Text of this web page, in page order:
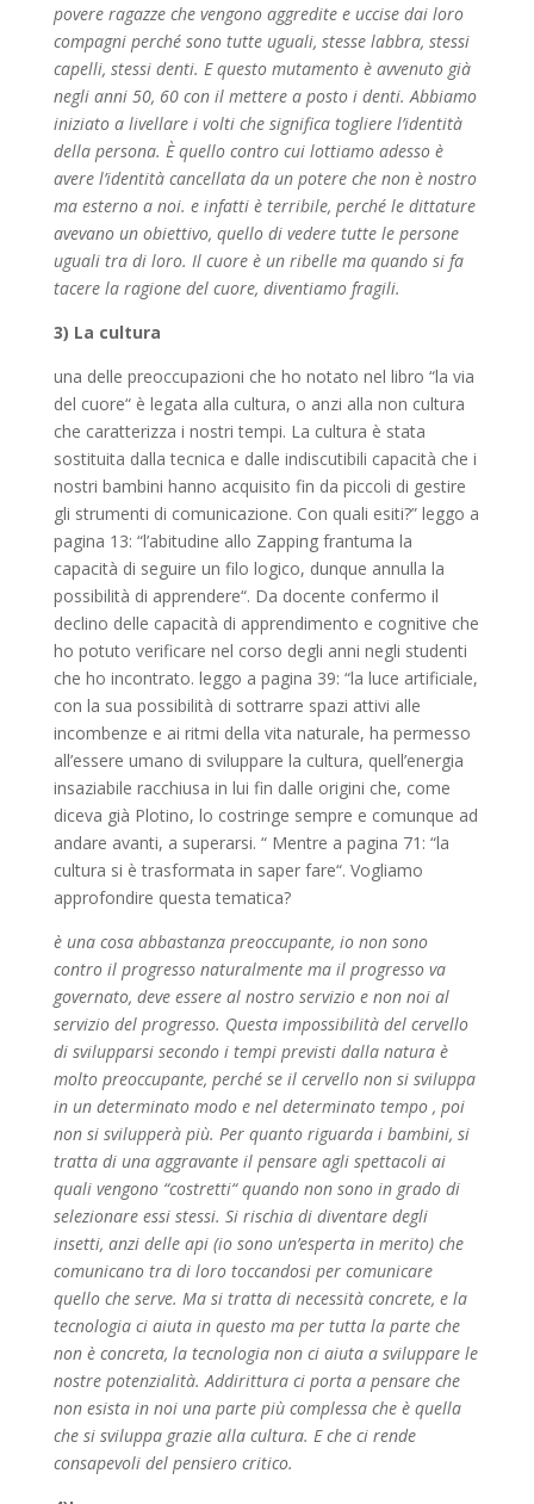
povere ragazze che vengono aggredite e uccise dai loro
compagni perché sono tutte uguali, stesse labbra, stessi
capelli, stessi denti. E questo mutamento è avvenuto già
negli anni 50, 60 con il mettere a posto i denti. Abbiamo
iniziato a livellare i volti che significa togliere l’identità
della persona. È quello contro cui lottiamo adesso è
avere l’identità cancellata da un potere che non è nostro
ma esterno a noi. e infatti è terribile, perché le dittature
avevano un obiettivo, quello di vedere tutte le persone
uguali tra di loro. Il cuore è un ribelle ma quando si fa
tacere la ragione del cuore, diventiamo fragili.
3) La cultura
una delle preoccupazioni che ho notato nel libro “la via
del cuore“ è legata alla cultura, o anzi alla non cultura
che caratterizza i nostri tempi. La cultura è stata
sostituita dalla tecnica e dalle indiscutibili capacità che i
nostri bambini hanno acquisito fin da piccoli di gestire
gli strumenti di comunicazione. Con quali esiti?” leggo a
pagina 13: “l’abitudine allo Zapping frantuma la
capacità di seguire un filo logico, dunque annulla la
possibilità di apprendere“. Da docente confermo il
declino delle capacità di apprendimento e cognitive che
ho potuto verificare nel corso degli anni negli studenti
che ho incontrato. leggo a pagina 39: “la luce artificiale,
con la sua possibilità di sottrarre spazi attivi alle
incombenze e ai ritmi della vita naturale, ha permesso
all’essere umano di sviluppare la cultura, quell’energia
insaziabile racchiusa in lui fin dalle origini che, come
diceva già Plotino, lo costringe sempre e comunque ad
andare avanti, a superarsi. “ Mentre a pagina 71: “la
cultura si è trasformata in saper fare“. Vogliamo
approfondire questa tematica?
è una cosa abbastanza preoccupante, io non sono
contro il progresso naturalmente ma il progresso va
governato, deve essere al nostro servizio e non noi al
servizio del progresso. Questa impossibilità del cervello
di svilupparsi secondo i tempi previsti dalla natura è
molto preoccupante, perché se il cervello non si sviluppa
in un determinato modo e nel determinato tempo , poi
non si svilupperà più. Per quanto riguarda i bambini, si
tratta di una aggravante il pensare agli spettacoli ai
quali vengono “costretti“ quando non sono in grado di
selezionare essi stessi. Si rischia di diventare degli
insetti, anzi delle api (io sono un’esperta in merito) che
comunicano tra di loro toccandosi per comunicare
quello che serve. Ma si tratta di necessità concrete, e la
tecnologia ci aiuta in questo ma per tutta la parte che
non è concreta, la tecnologia non ci aiuta a sviluppare le
nostre potenzialità. Addirittura ci porta a pensare che
non esista in noi una parte più complessa che è quella
che si sviluppa grazie alla cultura. E che ci rende
consapevoli del pensiero critico.